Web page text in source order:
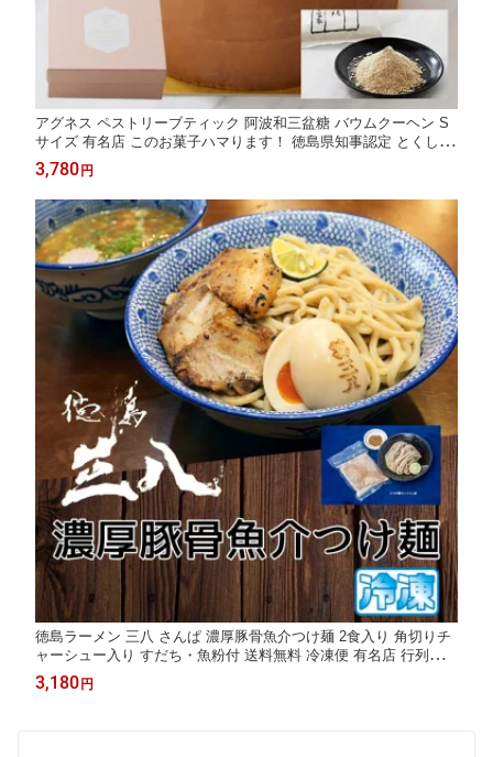
アグネス ペストリーブティック 阿波和三盆糖 バウムクーヘン S
サイズ 有名店 このお菓子ハマります！ 徳島県知事認定 とくしま
特選ブランド認定品 製造工場直送 送料無料 ギフト お取り寄せ 詰
め合せ 御中元 御歳暮 母の日 父の日 敬老の日 バレンタイン ホワ
イトデー
3,780 円
徳島ラーメン 三八 さんぱ 濃厚豚骨魚介つけ麺 2食入り 角切りチ
ャーシュー入り すだち・魚粉付 送料無料 冷凍便 有名店 行列店
繁盛店 つけめん 支那そば ご当地らーめん お取り寄せ ギフト ご
自宅 お試し 生麺 年越しそば 御中元 御歳暮
3,180 円